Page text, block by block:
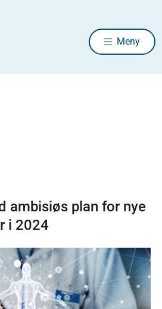
Meny
ambisiøs plan for nye
i 2024